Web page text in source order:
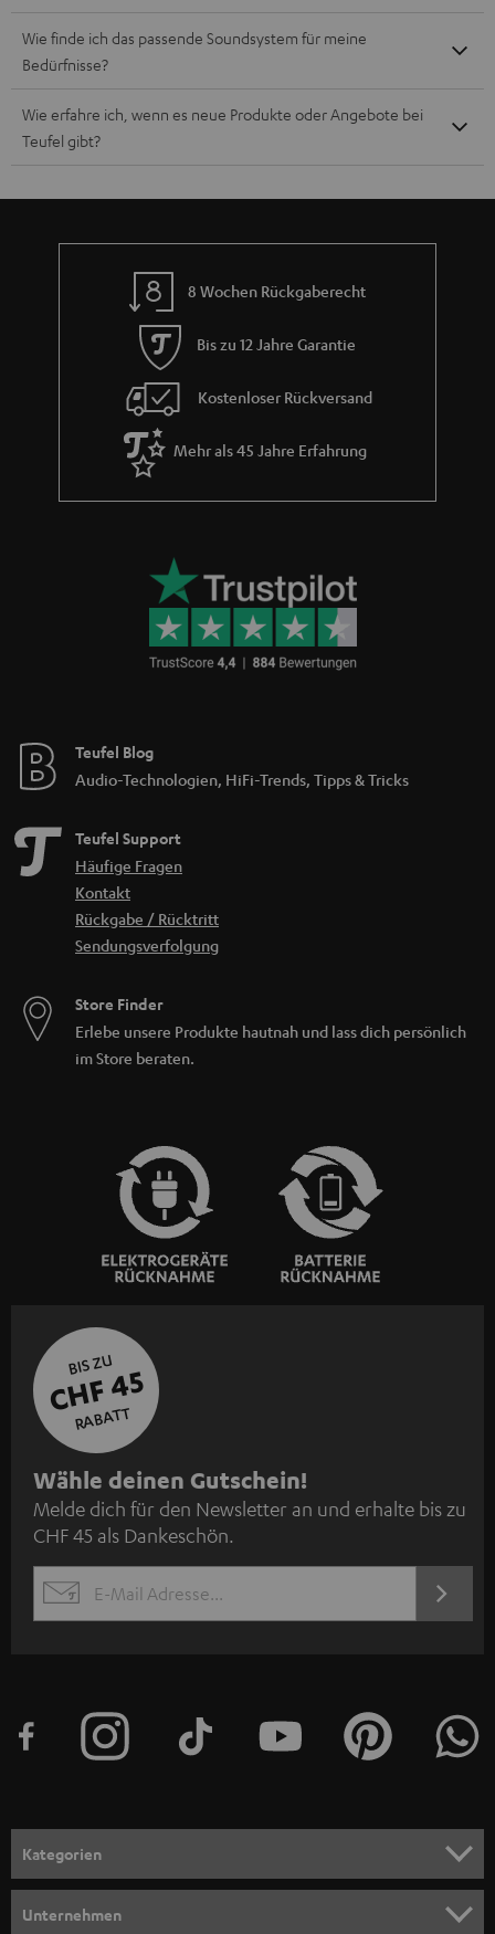
Wie finde ich das passende Soundsystem für meine
Bedürfnisse?
Wie erfahre ich, wenn es neue Produkte oder Angebote bei
Teufel gibt?
8 Wochen Rückgaberecht
Bis zu 12 Jahre Garantie
Kostenloser Rückversand
Mehr als 45 Jahre Erfahrung
Teufel Blog
Audio-Technologien, HiFi-Trends, Tipps & Tricks
Teufel Support
Häufige Fragen
Kontakt
Rückgabe / Rücktritt
Sendungsverfolgung
Store Finder
Erlebe unsere Produkte hautnah und lass dich persönlich
im Store beraten.
BIS ZU
CHF 45
RABATT
N
e
w
s
l
e
n
m
e
Wähle deinen Gutschein!
Melde dich für den Newsletter an und erhalte bis zu
CHF 45 als Dankeschön.
EMAIL
JETZT
Kategorien
Unternehmen